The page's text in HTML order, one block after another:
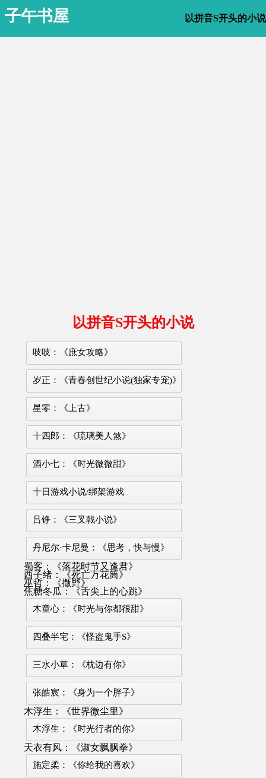
子午书屋 以拼音S开头的小说
以拼音S开头的小说
吱吱：《庶女攻略》
岁正：《青春创世纪小说(独家专宠)》
星零：《上古》
十四郎：《琉璃美人煞》
酒小七：《时光微微甜》
十日游戏小说/绑架游戏
吕铮：《三叉戟小说》
丹尼尔·卡尼曼：《思考，快与慢》
蜀客：《落花时节又逢君》
西子绪：《死亡万花筒》
巫哲：《撒野》
焦糖冬瓜：《舌尖上的心跳》
木童心：《时光与你都很甜》
四叠半宅：《怪盗鬼手S》
三水小草：《枕边有你》
张皓宸：《身为一个胖子》
木浮生：《世界微尘里》
木浮生：《时光行者的你》
天衣有风：《淑女飘飘拳》
施定柔：《你给我的喜欢》